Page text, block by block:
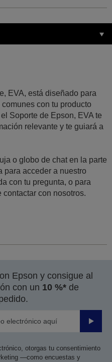
EVA, está diseñado para
con tu producto
Soporte de Epson, EVA te
relevante y te guiará a
o globo de chat en la parte
para acceder a nuestro
con tu pregunta, o para
con nosotros.
Epson y consigue al
con un 10 %* de
Enviar
otorgas tu consentimiento
—como encuestas y